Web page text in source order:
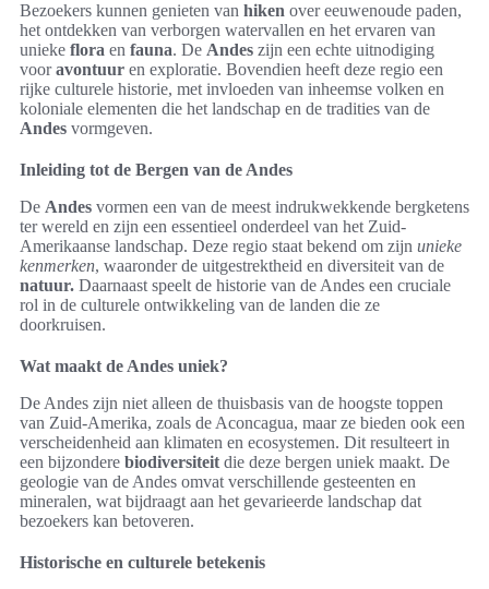
Bezoekers kunnen genieten van hiken over eeuwenoude paden,
het ontdekken van verborgen watervallen en het ervaren van
unieke flora en fauna. De Andes zijn een echte uitnodiging
vooravontuur en exploratie. Bovendien heeft deze regio een
rijke culturele historie, met invloeden van inheemse volken en
koloniale elementen die het landschap en de tradities van de
Andes vormgeven.
Inleiding tot de Bergen van de Andes
De Andes vormen een van de meest indrukwekkende bergketens
ter wereld en zijn een essentieel onderdeel van het Zuid-
Amerikaanse landschap. Deze regio staat bekend om zijn unieke
kenmerken, waaronder de uitgestrektheid en diversiteit van de
natuur. Daarnaast speelt de historie van de Andes een cruciale
rol in de culturele ontwikkeling van de landen die ze
doorkruisen.
Wat maakt de Andes uniek?
De Andes zijn niet alleen de thuisbasis van de hoogste toppen
van Zuid-Amerika, zoals de Aconcagua, maar ze bieden ook een
verscheidenheid aan klimaten en ecosystemen. Dit resulteert in
een bijzondere biodiversiteit die deze bergen uniek maakt. De
geologie van de Andes omvat verschillende gesteenten en
mineralen, wat bijdraagt aan het gevarieerde landschap dat
bezoekers kan betoveren.
Historische en culturele betekenis